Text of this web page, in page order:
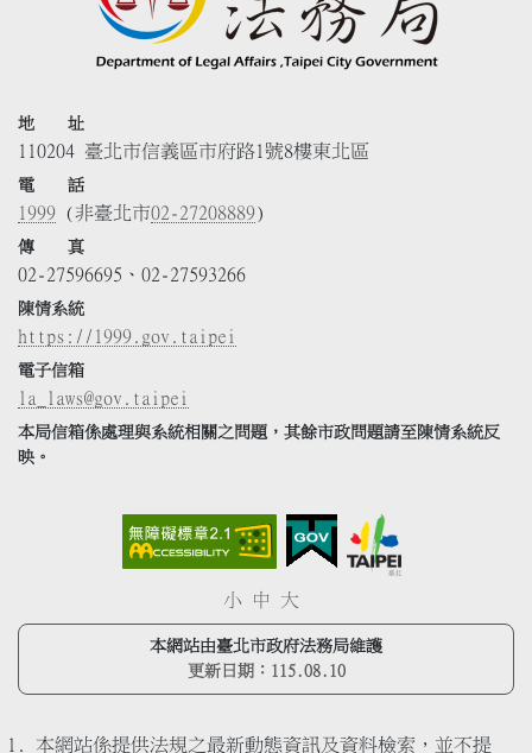
地 址
110204 臺北市信義區市府路1號8樓東北區
電 話
1999 (非臺北市02-27208889)
傳 真
02-27596695、02-27593266
陳情系統
https://1999.gov.taipei
電子信箱
la_laws@gov.taipei
本局信箱係處理與系統相關之問題，其餘市政問題請至陳情系統反
映。
小 中 大
本網站由臺北市政府法務局維護
更新日期： 115.08.10
本網站係提供法規之最新動態資訊及資料檢索，並不提